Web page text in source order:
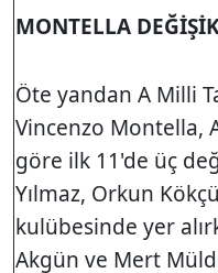
MONTELLA
Öte yandan A Milli
Vincenzo Montella,
göre ilk 11'de üç
Yılmaz, Orkun
kulübesinde yer
Akgün ve Mert